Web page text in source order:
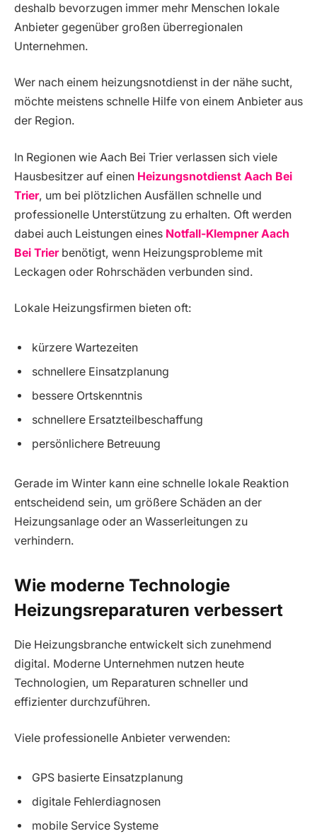
deshalb bevorzugen immer mehr Menschen lokale
Anbieter gegenüber großen überregionalen
Unternehmen.
Wer nach einem heizungsnotdienst in der nähe sucht,
möchte meistens schnelle Hilfe von einem Anbieter aus
der Region.
In Regionen wie Aach Bei Trier verlassen sich viele
Hausbesitzer auf einen Heizungsnotdienst Aach Bei
Trier, um bei plötzlichen Ausfällen schnelle und
professionelle Unterstützung zu erhalten. Oft werden
dabei auch Leistungen eines Notfall-Klempner Aach
Bei Trierbenötigt, wenn Heizungsprobleme mit
Leckagen oder Rohrschäden verbunden sind.
Lokale Heizungsfirmen bieten oft:
kürzere Wartezeiten
schnellere Einsatzplanung
bessere Ortskenntnis
schnellere Ersatzteilbeschaffung
persönlichere Betreuung
Gerade im Winter kann eine schnelle lokale Reaktion
entscheidend sein, um größere Schäden an der
Heizungsanlage oder an Wasserleitungen zu
verhindern.
Wie moderne Technologie
Heizungsreparaturen verbessert
Die Heizungsbranche entwickelt sich zunehmend
digital. Moderne Unternehmen nutzen heute
Technologien, um Reparaturen schneller und
effizienter durchzuführen.
Viele professionelle Anbieter verwenden:
GPS basierte Einsatzplanung
digitale Fehlerdiagnosen
mobile Service Systeme